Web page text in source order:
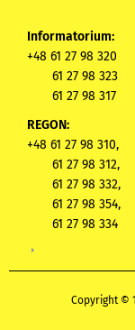
Informatorium:
+48 61 27 98 320
61 27 98 323
61 27 98 317
REGON:
+48 61 27 98 310,
61 27 98 312,
61 27 98 332,
61 27 98 354,
61 27 98 334
Copyright ©